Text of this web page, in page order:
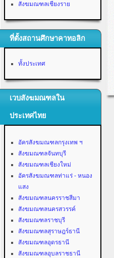
สังฆมณฑลเชียงราย
ที่ตั้งสถานศึกษาคาทอลิก
ทั้งประเทศ
เวบสังฆมณฑลใน
ประเทศไทย
อัครสังฆมณฑลกรุงเทพ ฯ
สังฆมณฑลจันทบุรี
สังฆมณฑลเชียงใหม่
อัครสังฆมณฑลท่าแร่ - หนอง
แสง
สังฆมณฑลนครราชสีมา
สังฆมณฑลนครสวรรค์
สังฆมณฑลราชบุรี
สังฆมณฑลสุราษฎร์ธานี
สังฆมณฑลอุดรธานี
สังฆมณฑลอุบลราชธานี